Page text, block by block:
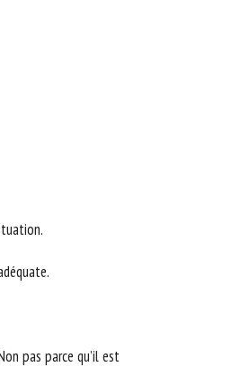
pas parce qu’il est